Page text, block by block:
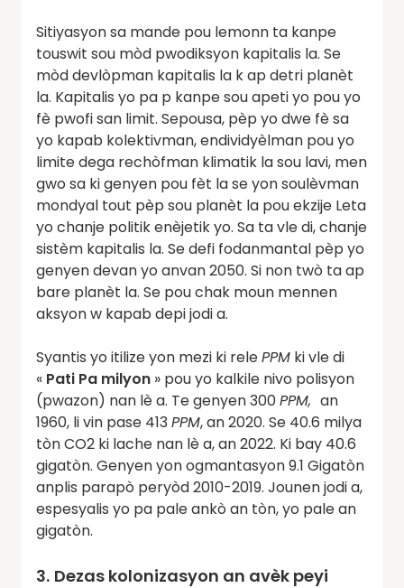
Sitiyasyon sa mande pou lemonn ta kanpe
touswit sou mòd pwodiksyon kapitalis la. Se
mòd devlòpman kapitalis la k ap detri planèt
la. Kapitalis yo pa p kanpe sou apeti yo pou yo
fè pwofi san limit. Sepousa, pèp yo dwe fè sa
yo kapab kolektivman, endividyèlman pou yo
limite dega rechòfman klimatik la sou lavi, men
gwo sa ki genyen pou fèt la se yon soulèvman
mondyal tout pèp sou planèt la pou ekzije Leta
yo chanje politik enèjetik yo. Sa ta vle di, chanje
sistèm kapitalis la. Se defi fodanmantal pèp yo
genyen devan yo anvan 2050. Si non twò ta ap
bare planèt la. Se pou chak moun mennen
aksyon w kapab depi jodi a.
Syantis yo itilize yon mezi ki relePPM ki vle di
« Pati Pa milyon » pou yo kalkile nivo polisyon
(pwazon) nan lè a. Te genyen 300PPM, an
1960, li vin pase 413PPM, an 2020. Se 40.6 milya
tòn CO2 ki lache nan lè a, an 2022. Ki bay 40.6
gigatòn. Genyen yon ogmantasyon 9.1 Gigatòn
anplis parapò peryòd 2010-2019. Jounen jodi a,
espesyalis yo pa pale ankò an tòn, yo pale an
gigatòn.
3. Dezas kolonizasyon an avèk peyi